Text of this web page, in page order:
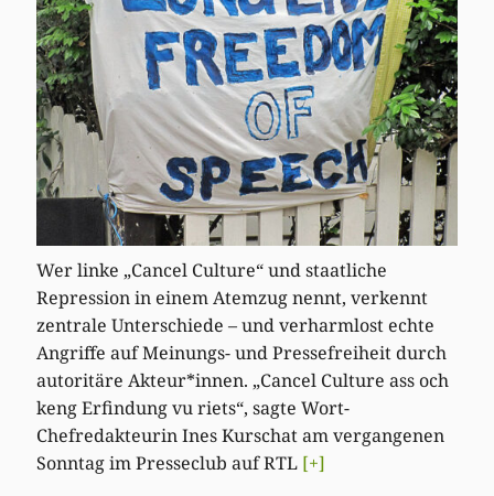
Wer linke „Cancel Culture“ und staatliche
Repression in einem Atemzug nennt, verkennt
zentrale Unterschiede – und verharmlost echte
Angriffe auf Meinungs- und Pressefreiheit durch
autoritäre Akteur*innen. „Cancel Culture ass och
keng Erfindung vu riets“, sagte Wort-
Chefredakteurin Ines Kurschat am vergangenen
Sonntag im Presseclub auf RTL [+]